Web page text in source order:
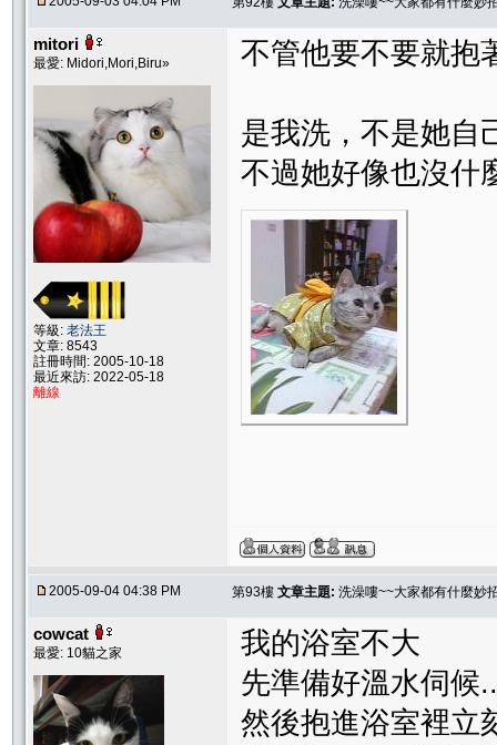
mitori
最愛: Midori,Mori,Biru»
等級: 老法王
文章: 8543
註冊時間: 2005-10-18
最近來訪: 2022-05-18
離線
不管他要不要就抱
是我洗，不是她自
不過她好像也沒什
2005-09-04 04:38 PM 第93樓 文章主題: 洗澡嘍~~大家都有什麼妙
cowcat
最愛: 10貓之家
我的浴室不大
先準備好溫水伺候
然後抱進浴室裡立